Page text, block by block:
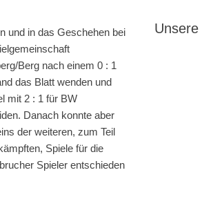
und in das Geschehen bei
Berg nach einem 0 : 1
das Blatt wenden und
mit 2 : 1 für BW
Danach konnte aber
der weiteren, zum Teil
Spiele für die
Spieler entschieden